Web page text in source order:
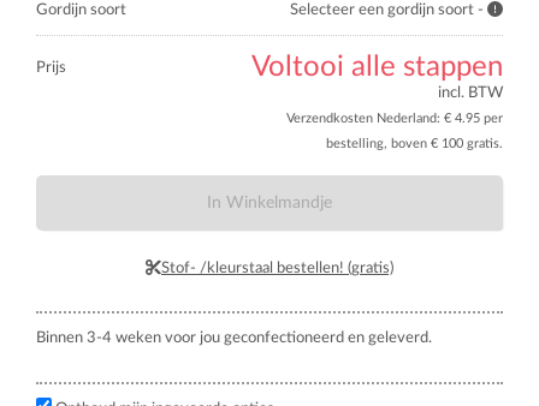
Gordijn soort Selecteer een gordijn soort -
Prijs Voltooi alle stappen
incl. BTW
Verzendkosten Nederland: € 4.95 per
bestelling, boven € 100 gratis.
In Winkelmandje
Stof- /kleurstaal bestellen! (gratis)
Binnen 3-4 weken voor jou geconfectioneerd en geleverd.